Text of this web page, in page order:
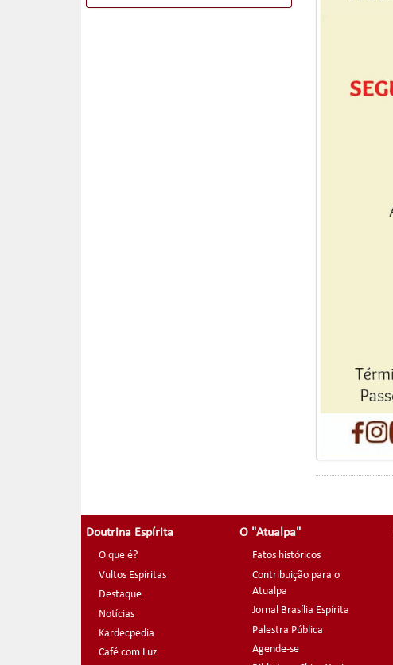
Doutrina Espírita
O que é?
Vultos Espíritas
Destaque
Notícias
Kardecpedia
Café com Luz
O "Atualpa"
Fatos históricos
Contribuição para o
Atualpa
Jornal Brasília Espírita
Palestra Pública
Agende-se